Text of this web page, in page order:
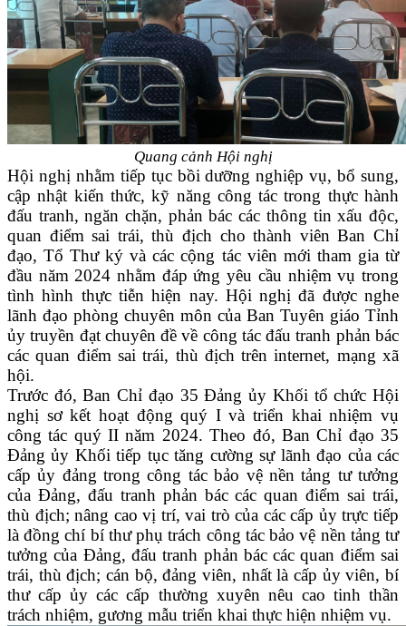
Quang cảnh Hội nghị
Hội nghị nhằm tiếp tục bồi dưỡng nghiệp vụ, bổ sung,
cập nhật kiến thức, kỹ năng công tác trong thực hành
đấu tranh, ngăn chặn, phản bác các thông tin xấu độc,
quan điểm sai trái, thù địch cho thành viên Ban Chỉ
đạo, Tổ Thư ký và các cộng tác viên mới tham gia từ
đầu năm 2024 nhằm đáp ứng yêu cầu nhiệm vụ trong
tình hình thực tiễn hiện nay. Hội nghị đã được nghe
lãnh đạo phòng chuyên môn của Ban Tuyên giáo Tỉnh
ủy truyền đạt chuyên đề về công tác đấu tranh phản bác
các quan điểm sai trái, thù địch trên internet, mạng xã
hội.
Trước đó, Ban Chỉ đạo 35 Đảng ủy Khối tổ chức Hội
nghị sơ kết hoạt động quý I và triển khai nhiệm vụ
công tác quý II năm 2024. Theo đó, Ban Chỉ đạo 35
Đảng ủy Khối tiếp tục tăng cường sự lãnh đạo của các
cấp ủy đảng trong công tác bảo vệ nền tảng tư tưởng
của Đảng, đấu tranh phản bác các quan điểm sai trái,
thù địch; nâng cao vị trí, vai trò của các cấp ủy trực tiếp
là đồng chí bí thư phụ trách công tác bảo vệ nền tảng tư
tưởng của Đảng, đấu tranh phản bác các quan điểm sai
trái, thù địch; cán bộ, đảng viên, nhất là cấp ủy viên, bí
thư cấp ủy các cấp thường xuyên nêu cao tinh thần
trách nhiệm, gương mẫu triển khai thực hiện nhiệm vụ.